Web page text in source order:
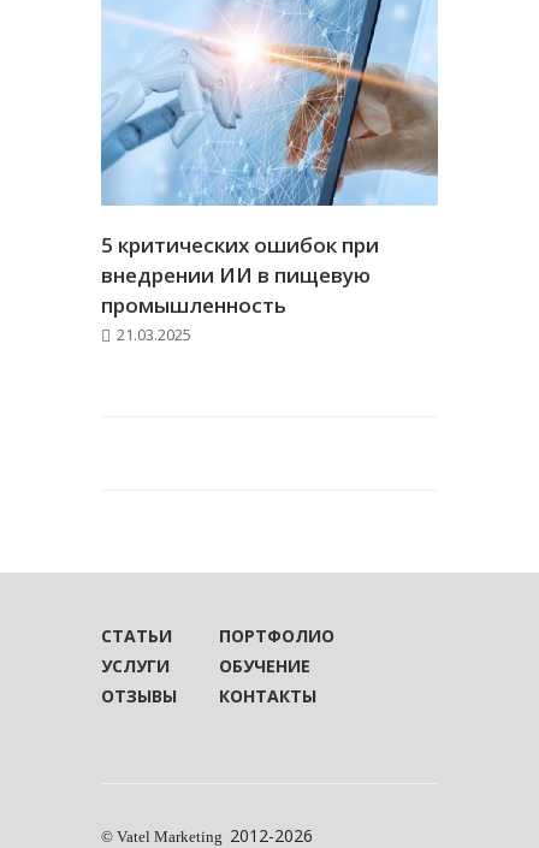
5 критических ошибок при
внедрении ИИ в пищевую
промышленность
21.03.2025
СТАТЬИ
ПОРТФОЛИО
УСЛУГИ
ОБУЧЕНИЕ
ОТЗЫВЫ
КОНТАКТЫ
© Vatel Marketing 2012-2026